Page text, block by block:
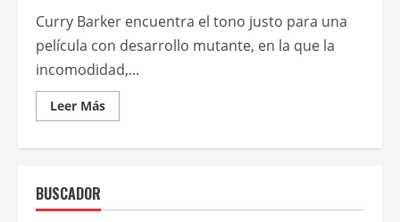
Curry Barker encuentra el tono justo para una
película con desarrollo mutante, en la que la
incomodidad,...
Leer MásLeer
más
BUSCADOR